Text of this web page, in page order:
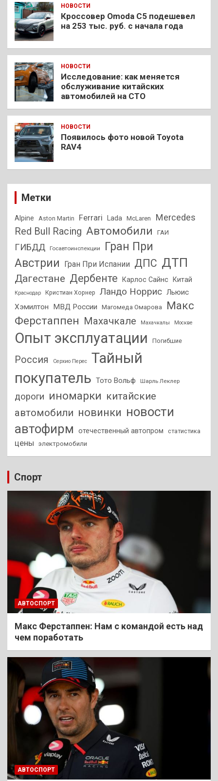
НОВОСТИ
Кроссовер Omoda C5 подешевел
на 253 тыс. руб. с начала года
НОВОСТИ
Исследование: как меняется
обслуживание китайских
автомобилей на СТО
НОВОСТИ
Появилось фото новой Toyota
RAV4
Метки
Alpine Aston Martin Ferrari Lada McLaren Mercedes
Red Bull Racing Автомобили ГАИ
ГИБДД Госавтоинспекции
Гран При
Австрии
Гран При Испании ДПС ДТП
Дагестане Дербенте Карлос Сайнс Китай
Краснодар Кристиан Хорнер Ландо Норрис Льюис
Хэмилтон
МВД России Магомеда Омарова
Макс
Ферстаппен Махачкале Махачкалы Москве
Опыт эксплуатации Погибшие
Россия Серхио Перес
Тайный
покупатель Тото Вольф Шарль Леклер
дороги иномарки китайские
автомобили новинки новости
автофирм
отечественный автопром статистика
цены электромобили
Спорт
АВТОСПОРТ
Макс Ферстаппен: Нам с командой есть над
чем поработать
АВТОСПОРТ